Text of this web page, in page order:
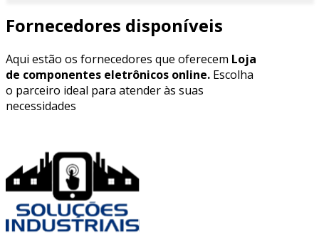
Fornecedores disponíveis
Aqui estão os fornecedores que oferecem Loja
de componentes eletrônicos online. Escolha
o parceiro ideal para atender às suas
necessidades